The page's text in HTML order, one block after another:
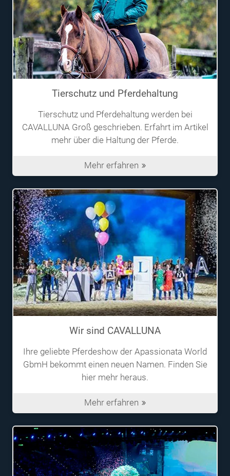
Tierschutz und Pferdehaltung
Tierschutz und Pferdehaltung werden bei
CAVALLUNA Groß geschrieben. Erfahrt im Artikel
mehr über die Haltung der Pferde.
Mehr erfahren
Wir sind CAVALLUNA
Ihre geliebte Pferdeshow der Apassionata World
GbmH bekommt einen neuen Namen. Finden Sie
hier mehr heraus.
Mehr erfahren